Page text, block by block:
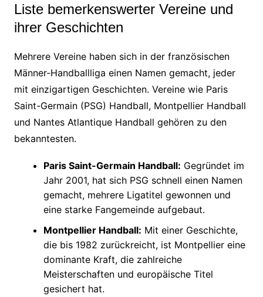
Liste bemerkenswerter Vereine und
ihrer Geschichten
Mehrere Vereine haben sich in der französischen
Männer-Handballliga einen Namen gemacht, jeder
mit einzigartigen Geschichten. Vereine wie Paris
Saint-Germain (PSG) Handball, Montpellier Handball
und Nantes Atlantique Handball gehören zu den
bekanntesten.
Paris Saint-Germain Handball: Gegründet im
Jahr 2001, hat sich PSG schnell einen Namen
gemacht, mehrere Ligatitel gewonnen und
eine starke Fangemeinde aufgebaut.
Montpellier Handball: Mit einer Geschichte,
die bis 1982 zurückreicht, ist Montpellier eine
dominante Kraft, die zahlreiche
Meisterschaften und europäische Titel
gesichert hat.